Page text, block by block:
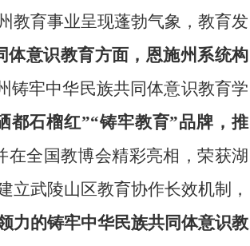
教育事业呈现蓬勃气象，教育发
体意识教育方面，恩施州系统构
铸牢中华民族共同体意识教育学
都石榴红”“铸牢教育”品牌，推
全国教博会精彩亮相，荣获湖
武陵山区教育协作长效机制，
力的铸牢中华民族共同体意识教